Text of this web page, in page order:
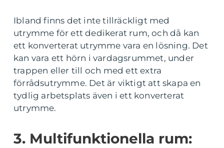
Ibland finns det inte tillräckligt med
utrymme för ett dedikerat rum, och då kan
ett konverterat utrymme vara en lösning. Det
kan vara ett hörn i vardagsrummet, under
trappen eller till och med ett extra
förrådsutrymme. Det är viktigt att skapa en
tydlig arbetsplats även i ett konverterat
utrymme.
3. Multifunktionella rum: